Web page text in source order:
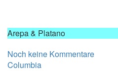
Arepa & Platano
Noch keine Kommentare
Columbia